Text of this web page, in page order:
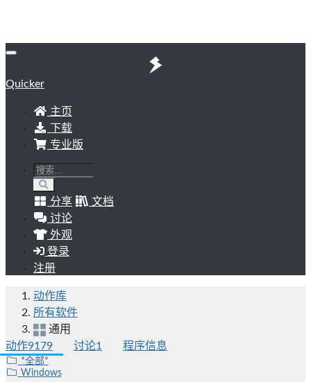
Quicker
主页
下载
专业版
分享
文档
讨论
外观
登录
注册
动作库
所有软件
通用
动作9179 讨论1 程序信息
*全部*
Windows